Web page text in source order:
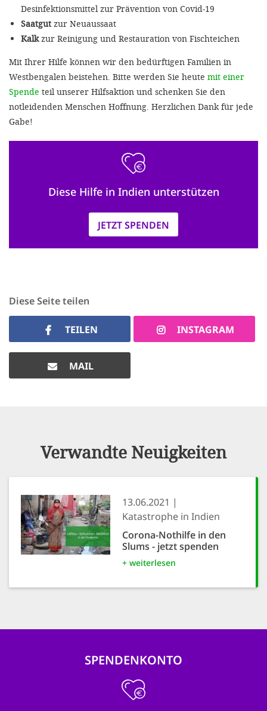
Desinfektionsmittel zur Prävention von Covid-19
Saatgutzur Neuaussaat
Kalkzur Reinigung und Restauration von Fischteichen
Mit Ihrer Hilfe können wir den bedürftigen Familien in
Westbengalen beistehen. Bitte werden Sie heute mit einer
Spende teil unserer Hilfsaktion und schenken Sie den
notleidenden Menschen Hoffnung. Herzlichen Dank für jede
Gabe!
Diese Hilfe in Indien unterstützen
JETZT SPENDEN
Diese Seite teilen
TEILEN INSTAGRAM
MAIL
Verwandte Neuigkeiten
13.06.2021
Katastrophe in Indien
Corona-Nothilfe in den
Slums - jetzt spenden
+ weiterlesen
SPENDENKONTO